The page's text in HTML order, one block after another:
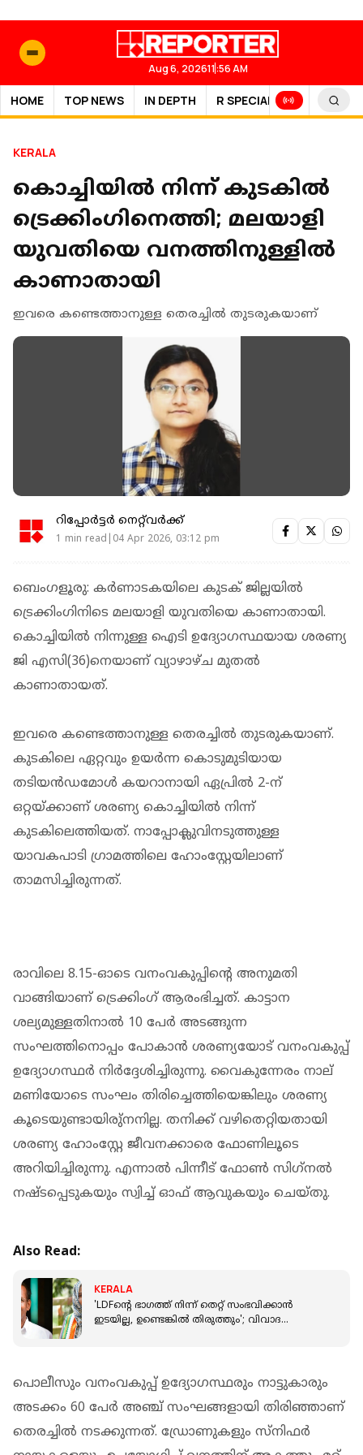
Aug 6, 202611:56 AM
HOME TOP NEWS IN DEPTH R SPECIAL SPORTS
KERALA
കൊച്ചിയില്‍ നിന്ന് കുടകില്‍
ട്രെക്കിംഗിനെത്തി; മലയാളി
യുവതിയെ വനത്തിനുള്ളില്‍
കാണാതായി
ഇവരെ കണ്ടെത്താനുള്ള തെരച്ചില്‍ തുടരുകയാണ്
റിപ്പോർട്ടർ നെറ്റ്‌വര്‍ക്ക്‌
1 min read|04 Apr 2026, 03:12 pm
ബെംഗളൂരു: കര്‍ണാടകയിലെ കുടക് ജില്ലയില്‍
ട്രെക്കിംഗിനിടെ മലയാളി യുവതിയെ കാണാതായി.
കൊച്ചിയില്‍ നിന്നുള്ള ഐടി ഉദ്യോഗസ്ഥയായ ശരണ്യ
ജി എസി(36)നെയാണ് വ്യാഴാഴ്ച മുതല്‍
കാണാതായത്.
ഇവരെ കണ്ടെത്താനുള്ള തെരച്ചില്‍ തുടരുകയാണ്.
കുടകിലെ ഏറ്റവും ഉയര്‍ന്ന കൊടുമുടിയായ
തടിയന്‍ഡമോള്‍ കയറാനായി ഏപ്രില്‍ 2-ന്
ഒറ്റയ്ക്കാണ് ശരണ്യ കൊച്ചിയില്‍ നിന്ന്
കുടകിലെത്തിയത്. നാപ്പോക്ലുവിനടുത്തുള്ള
യാവകപാടി ഗ്രാമത്തിലെ ഹോംസ്റ്റേയിലാണ്
താമസിച്ചിരുന്നത്.
രാവിലെ 8.15-ഓടെ വനംവകുപ്പിന്റെ അനുമതി
വാങ്ങിയാണ് ട്രെക്കിംഗ് ആരംഭിച്ചത്. കാട്ടാന
ശല്യമുള്ളതിനാല്‍ 10 പേര്‍ അടങ്ങുന്ന
സംഘത്തിനൊപ്പം പോകാന്‍ ശരണ്യയോട് വനംവകുപ്പ്
ഉദ്യോഗസ്ഥര്‍ നിര്‍ദ്ദേശിച്ചിരുന്നു. വൈകുന്നേരം നാല്
മണിയോടെ സംഘം തിരിച്ചെത്തിയെങ്കിലും ശരണ്യ
കൂടെയുണ്ടായിരു്നനില്ല. തനിക്ക് വഴിതെറ്റിയതായി
ശരണ്യ ഹോംസ്റ്റേ ജീവനക്കാരെ ഫോണിലൂടെ
അറിയിച്ചിരുന്നു. എന്നാല്‍ പിന്നീട് ഫോണ്‍ സിഗ്‌നല്‍
നഷ്ടപ്പെടുകയും സ്വിച്ച് ഓഫ് ആവുകയും ചെയ്തു.
Also Read:
KERALA
'LDFന്റെ ഭാഗത്ത് നിന്ന് തെറ്റ് സംഭവിക്കാൻ
ഇടയില്ല, ഉണ്ടെങ്കിൽ തിരുത്തും'; വിവാദ
പൊലീസും വനംവകുപ്പ് ഉദ്യോഗസ്ഥരും നാട്ടുകാരും
അടക്കം 60 പേര്‍ അഞ്ച് സംഘങ്ങളായി തിരിഞ്ഞാണ്
തെരച്ചില്‍ നടക്കുന്നത്. ഡ്രോണുകളും സ്‌നിഫര്‍